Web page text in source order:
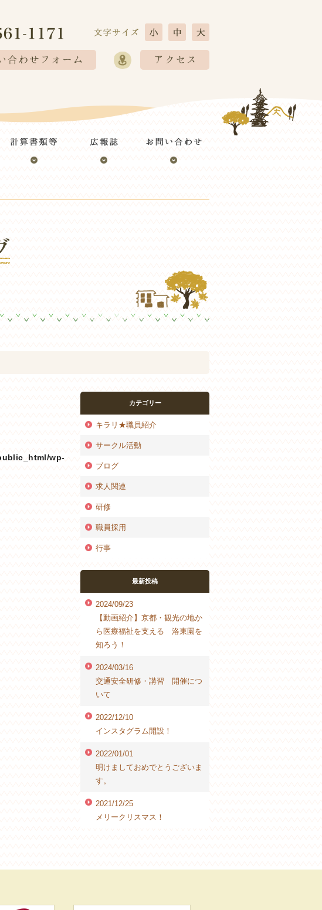
wp-
カテゴリー
キラリ★職員紹介
サークル活動
ブログ
求人関連
研修
職員採用
行事
最新投稿
2024/09/23
【動画紹介】京都・観光の地か
ら医療福祉を支える 洛東園を
知ろう！
2024/03/16
交通安全研修・講習 開催につ
いて
2022/12/10
インスタグラム開設！
2022/01/01
明けましておめでとうございま
す。
2021/12/25
メリークリスマス！